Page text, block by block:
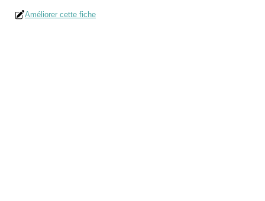
Améliorer cette fiche